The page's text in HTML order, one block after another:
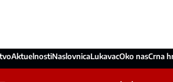
AktuelnostiNaslovnicaLukavacOko nasCrna